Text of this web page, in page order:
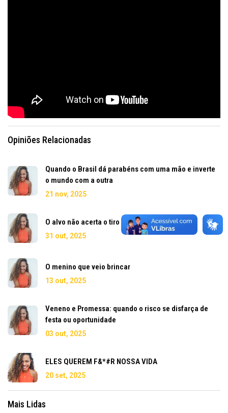
Opiniões Relacionadas
Quando o Brasil dá parabéns com uma mão e inverte
o mundo com a outra
21 nov, 2025
O alvo não acerta o tiro nem na justificativa...
31 out, 2025
O menino que veio brincar
13 out, 2025
Veneno e Promessa: quando o risco se disfarça de
festa ou oportunidade
03 out, 2025
ELES QUEREM F&*#R NOSSA VIDA
20 set, 2025
Mais Lidas